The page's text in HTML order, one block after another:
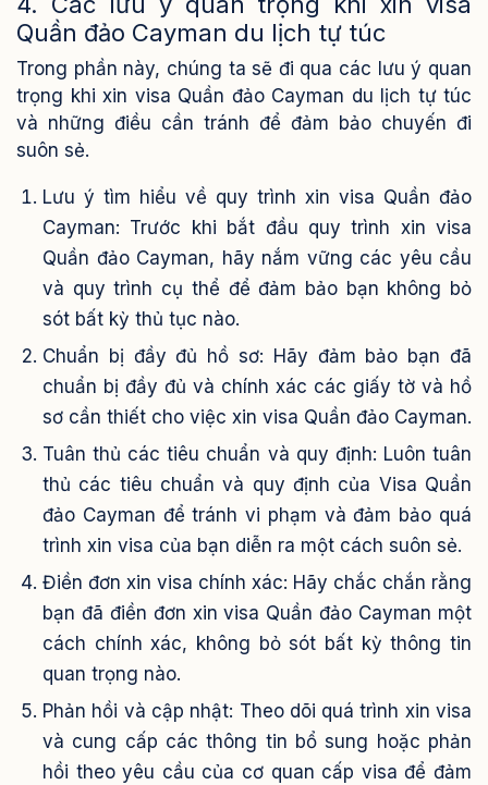
Quần đảo Cayman du lịch tự túc
Trong phần này, chúng ta sẽ đi qua các lưu ý quan
trọng khi xin visa Quần đảo Cayman du lịch tự túc
và những điều cần tránh để đảm bảo chuyến đi
suôn sẻ.
Lưu ý tìm hiểu về quy trình xin visa Quần đảo
Cayman: Trước khi bắt đầu quy trình xin visa
Quần đảo Cayman, hãy nắm vững các yêu cầu
và quy trình cụ thể để đảm bảo bạn không bỏ
sót bất kỳ thủ tục nào.
Chuẩn bị đầy đủ hồ sơ: Hãy đảm bảo bạn đã
chuẩn bị đầy đủ và chính xác các giấy tờ và hồ
sơ cần thiết cho việc xin visa Quần đảo Cayman.
Tuân thủ các tiêu chuẩn và quy định: Luôn tuân
thủ các tiêu chuẩn và quy định của Visa Quần
đảo Cayman để tránh vi phạm và đảm bảo quá
trình xin visa của bạn diễn ra một cách suôn sẻ.
Điền đơn xin visa chính xác: Hãy chắc chắn rằng
bạn đã điền đơn xin visa Quần đảo Cayman một
cách chính xác, không bỏ sót bất kỳ thông tin
quan trọng nào.
Phản hồi và cập nhật: Theo dõi quá trình xin visa
và cung cấp các thông tin bổ sung hoặc phản
hồi theo yêu cầu của cơ quan cấp visa để đảm